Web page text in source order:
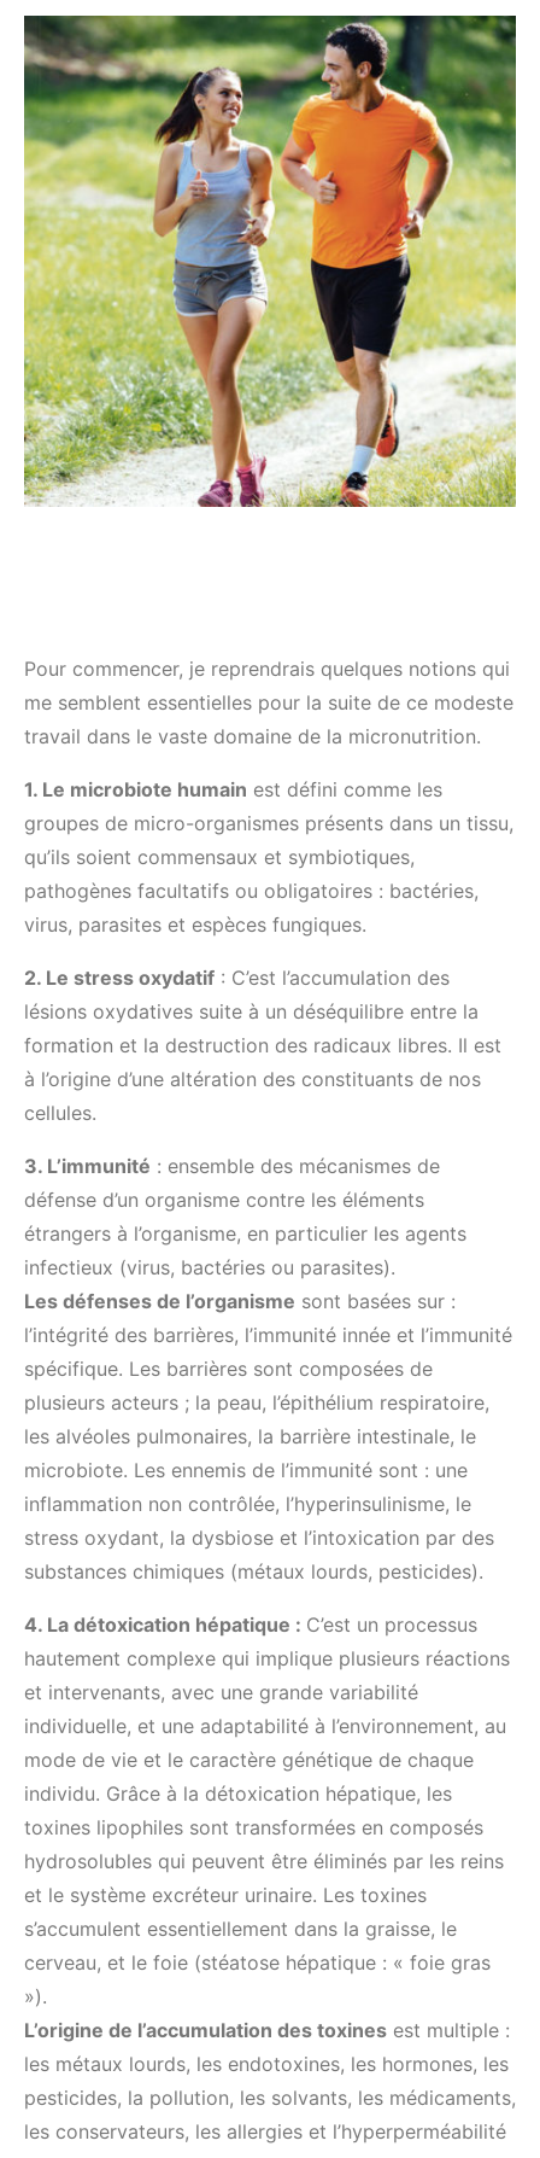
Pour commencer, je reprendrais quelques notions qui
me semblent essentielles pour la suite de ce modeste
travail dans le vaste domaine de la micronutrition.
1. Le microbiote humain est défini comme les
groupes de micro-organismes présents dans un tissu,
qu’ils soient commensaux et symbiotiques,
pathogènes facultatifs ou obligatoires : bactéries,
virus, parasites et espèces fungiques.
2. Le stress oxydatif : C’est l’accumulation des
lésions oxydatives suite à un déséquilibre entre la
formation et la destruction des radicaux libres. Il est
à l’origine d’une altération des constituants de nos
cellules.
3. L’immunité : ensemble des mécanismes de
défense d’un organisme contre les éléments
étrangers à l’organisme, en particulier les agents
infectieux (virus, bactéries ou parasites).
Les défenses de l’organisme sont basées sur :
l’intégrité des barrières, l’immunité innée et l’immunité
spécifique. Les barrières sont composées de
plusieurs acteurs ; la peau, l’épithélium respiratoire,
les alvéoles pulmonaires, la barrière intestinale, le
microbiote. Les ennemis de l’immunité sont : une
inflammation non contrôlée, l’hyperinsulinisme, le
stress oxydant, la dysbiose et l’intoxication par des
substances chimiques (métaux lourds, pesticides).
4. La détoxication hépatique : C’est un processus
hautement complexe qui implique plusieurs réactions
et intervenants, avec une grande variabilité
individuelle, et une adaptabilité à l’environnement, au
mode de vie et le caractère génétique de chaque
individu. Grâce à la détoxication hépatique, les
toxines lipophiles sont transformées en composés
hydrosolubles qui peuvent être éliminés par les reins
et le système excréteur urinaire. Les toxines
s’accumulent essentiellement dans la graisse, le
cerveau, et le foie (stéatose hépatique : « foie gras
»).
L’origine de l’accumulation des toxines est multiple :
les métaux lourds, les endotoxines, les hormones, les
pesticides, la pollution, les solvants, les médicaments,
les conservateurs, les allergies et l’hyperperméabilité